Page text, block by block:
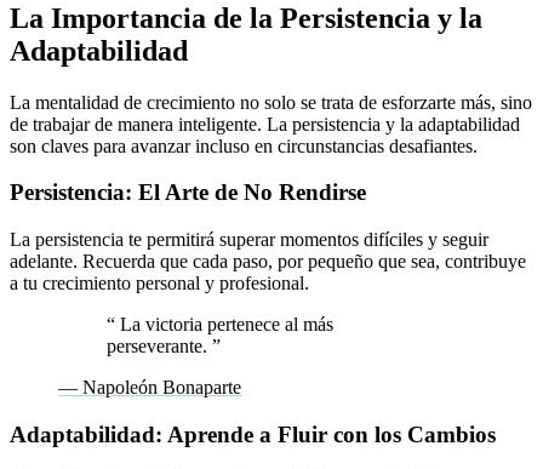
La Importancia de la Persistencia y la
Adaptabilidad
La mentalidad de crecimiento no solo se trata de esforzarte más, sino
de trabajar de manera inteligente. La persistencia y la adaptabilidad
son claves para avanzar incluso en circunstancias desafiantes.
Persistencia: El Arte de No Rendirse
La persistencia te permitirá superar momentos difíciles y seguir
adelante. Recuerda que cada paso, por pequeño que sea, contribuye
a tu crecimiento personal y profesional.
“ La victoria pertenece al más
perseverante. ”
— Napoleón Bonaparte
Adaptabilidad: Aprende a Fluir con los Cambios